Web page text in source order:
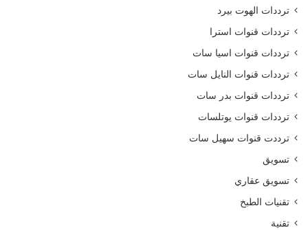
ترددات الهوت بيرد
ترددات قنوات استرا
ترددات قنوات اسيا سات
ترددات قنوات النايل سات
ترددات قنوات بدر سات
ترددات قنوات يوتلسات
ترددت قنوات سهيل سات
تسويق
تسويق عقاري
تقنيات الطبخ
تقنية